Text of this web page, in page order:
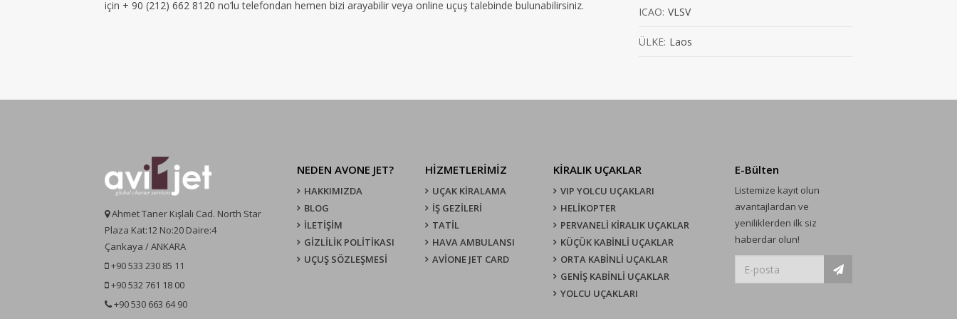
için + 90 (212) 662 8120 no’lu telefondan hemen bizi arayabilir veya online uçuş talebinde bulunabilirsiniz.
ICAO: VLSV
ÜLKE: Laos
Ahmet Taner Kışlalı Cad. North Star
Plaza Kat:12 No:20 Daire:4
Çankaya / ANKARA
+90 533 230 85 11
+90 532 761 18 00
+90 530 663 64 90
NEDEN AVONE JET?
HAKKIMIZDA
BLOG
İLETİŞİM
GİZLİLİK POLİTİKASI
UÇUŞ SÖZLEŞMESI
HİZMETLERİMİZ
UÇAK KIRALAMA
İŞ GEZİLERİ
TATİL
HAVA AMBULANSI
AVİONE JET CARD
KIRALIK UÇAKLAR
VIP YOLCU UÇAKLARI
HELİKOPTER
PERVANELİ KİRALIK UÇAKLAR
KÜÇÜK KABİNLİ UÇAKLAR
ORTA KABİNLİ UÇAKLAR
GENİŞ KABİNLİ UÇAKLAR
YOLCU UÇAKLARI
E-Bülten
Listemize kayıt olun
avantajlardan ve
yeniliklerden ilk siz
haberdar olun!